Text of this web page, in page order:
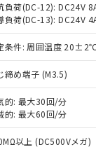
負荷(DC-12): DC24V 8A/
負荷(DC-13): DC24V 4A/
条件: 周囲温度 20±2℃、
締め端子 (M3.5)
的: 最大30回/分
的: 最大60回/分
以上 (DC500Vメガ)
意のうえ
事業取扱
準価格
もので
中には、
物質）の
を出す予
物質）の
確認中の
物で、有
。
国RoHSの
。
国RoHSの